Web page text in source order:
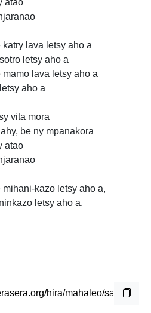
atao
lava letsy aho a
letsy aho a
lava letsy aho a
aho a
vita mora
be ny mpanakora
atao
kazo letsy aho a,
letsy aho a.